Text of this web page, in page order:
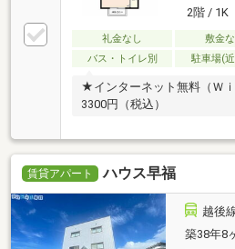
2階 / 1K
礼金なし 敷金
バス・トイレ別
駐車場(
★インターネット無料（Ｗ
3300円（税込）
賃貸アパート ハウス早福
越後
築38年8